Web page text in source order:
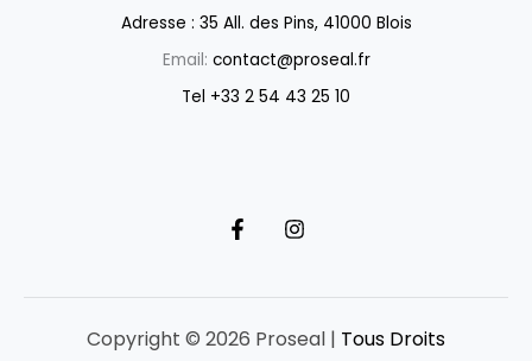
Adresse : 35 All. des Pins, 41000 Blois
Email: contact@proseal.fr
Tel +33 2 54 43 25 10
Copyright © 2026 Proseal | Tous Droits